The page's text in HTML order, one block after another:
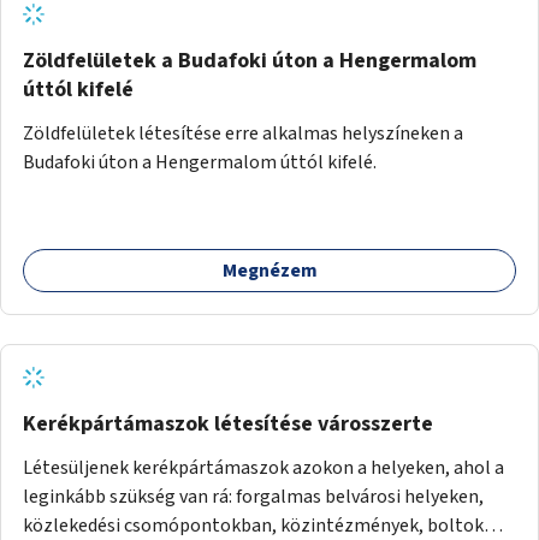
Zöldfelületek a Budafoki úton a Hengermalom
úttól kifelé
Zöldfelületek létesítése erre alkalmas helyszíneken a
Budafoki úton a Hengermalom úttól kifelé.
Megnézem
Kerékpártámaszok létesítése városszerte
Létesüljenek kerékpártámaszok azokon a helyeken, ahol a
leginkább szükség van rá: forgalmas belvárosi helyeken,
közlekedési csomópontokban, közintézmények, boltok